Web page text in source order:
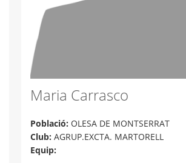
Maria Carrasco
Població: OLESA DE MONTSERRAT
Club: AGRUP.EXCTA. MARTORELL
Equip: